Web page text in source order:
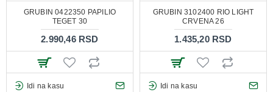
GRUBIN 0422350 PAPILIO
TEGET 30
2.990,46 RSD
Idi na kasu
GRUBIN 3102400 RIO LIGHT
CRVENA 26
1.435,20 RSD
Idi na kasu